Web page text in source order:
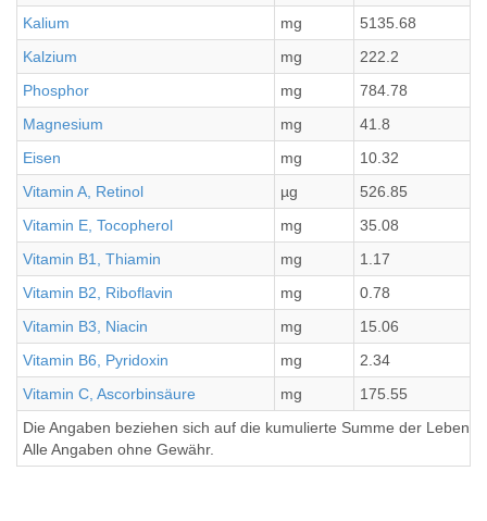
Kalium
mg 5135.68
Kalzium
mg 222.2
Phosphor
mg 784.78
Magnesium
mg 41.8
Eisen
mg 10.32
Vitamin A, Retinol
µg 526.85
Vitamin E, Tocopherol
mg 35.08
Vitamin B1, Thiamin
mg 1.17
Vitamin B2, Riboflavin
mg 0.78
Vitamin B3, Niacin
mg 15.06
Vitamin B6, Pyridoxin
mg 2.34
Vitamin C, Ascorbinsäure
mg 175.55
Die Angaben beziehen sich auf die kumulierte Summe der
Alle Angaben ohne Gewähr.